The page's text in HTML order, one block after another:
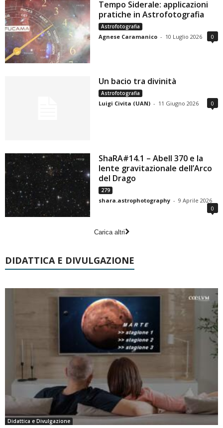
Tempo Siderale: applicazioni
pratiche in Astrofotografia
Astrofotografia
Agnese Caramanico - 10 Luglio 2026 0
Un bacio tra divinità
Astrofotografia
Luigi Civita (UAN) - 11 Giugno 2026 0
ShaRA#14.1 – Abell 370 e la
lente gravitazionale dell’Arco
del Drago
279
shara.astrophotography - 9 Aprile 2026
0
Carica altri
DIDATTICA E DIVULGAZIONE
Didattica e Divulgazione